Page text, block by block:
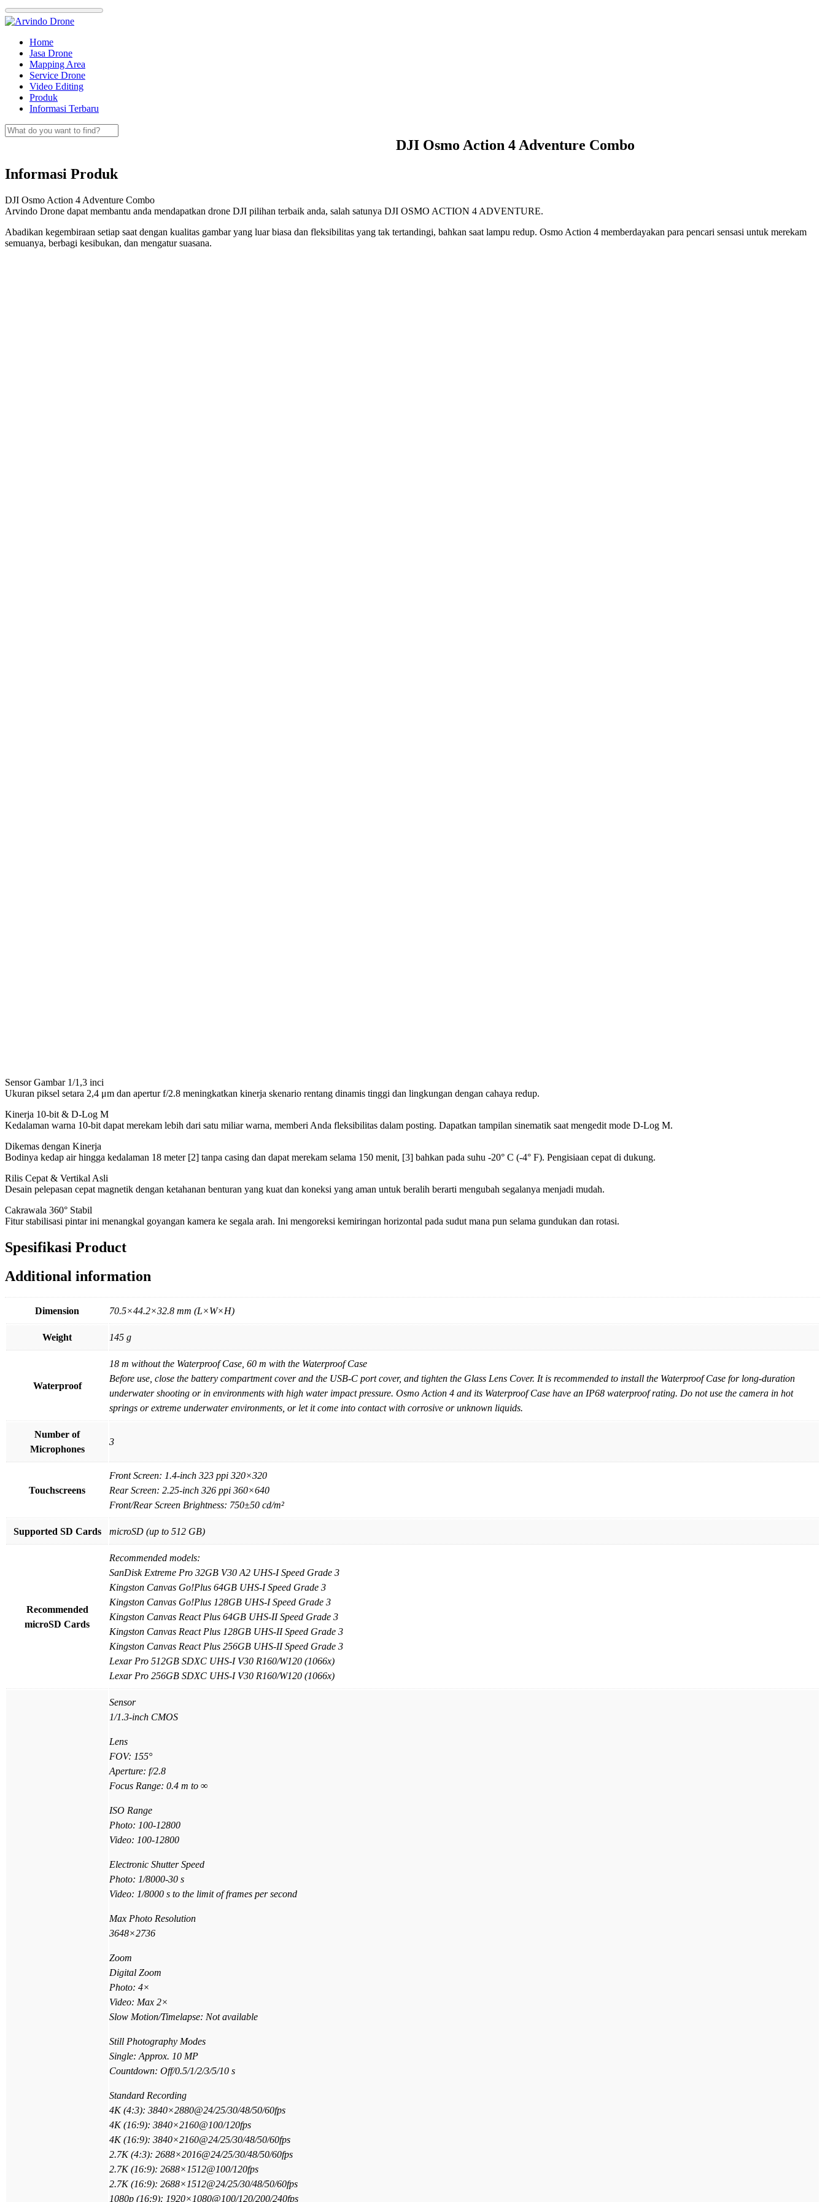
Skip
to
Home
Jasa Drone
Mapping Area
Service Drone
Video Editing
Produk
Informasi Terbaru
DJI Osmo Action 4 Adventure Combo
Informasi Produk
DJI Osmo Action 4 Adventure Combo
Arvindo Drone dapat membantu anda mendapatkan drone DJI pilihan terbaik anda, salah satunya DJI OSMO ACTION 4 ADVENTURE.
Abadikan kegembiraan setiap saat dengan kualitas gambar yang luar biasa dan fleksibilitas yang tak tertandingi, bahkan saat lampu redup. Osmo Action 4 memberdayakan para pencari sensasi untuk merekam
semuanya, berbagi kesibukan, dan mengatur suasana.
Sensor Gambar 1/1,3 inci
Ukuran piksel setara 2,4 μm dan apertur f/2.8 meningkatkan kinerja skenario rentang dinamis tinggi dan lingkungan dengan cahaya redup.
Kinerja 10-bit & D-Log M
Kedalaman warna 10-bit dapat merekam lebih dari satu miliar warna, memberi Anda fleksibilitas dalam posting. Dapatkan tampilan sinematik saat mengedit mode D-Log M.
Dikemas dengan Kinerja
Bodinya kedap air hingga kedalaman 18 meter [2] tanpa casing dan dapat merekam selama 150 menit, [3] bahkan pada suhu -20° C (-4° F). Pengisiaan cepat di dukung.
Rilis Cepat & Vertikal Asli
Desain pelepasan cepat magnetik dengan ketahanan benturan yang kuat dan koneksi yang aman untuk beralih berarti mengubah segalanya menjadi mudah.
Cakrawala 360° Stabil
Fitur stabilisasi pintar ini menangkal goyangan kamera ke segala arah. Ini mengoreksi kemiringan horizontal pada sudut mana pun selama gundukan dan rotasi.
Spesifikasi Product
Additional information
Dimension 70.5×44.2×32.8 mm (L×W×H)
Weight 145 g
Waterproof
18 m without the Waterproof Case, 60 m with the Waterproof Case
Before use, close the battery compartment cover and the USB-C port cover, and tighten the Glass Lens Cover. It is recommended to install the Waterproof Case for long-duration
underwater shooting or in environments with high water impact pressure. Osmo Action 4 and its Waterproof Case have an IP68 waterproof rating. Do not use the camera in hot
springs or extreme underwater environments, or let it come into contact with corrosive or unknown liquids.
Number of
Microphones
3
Touchscreens
Front Screen: 1.4-inch 323 ppi 320×320
Rear Screen: 2.25-inch 326 ppi 360×640
Front/Rear Screen Brightness: 750±50 cd/m²
Supported SD Cards microSD (up to 512 GB)
Recommended
microSD Cards
Recommended models:
SanDisk Extreme Pro 32GB V30 A2 UHS-I Speed Grade 3
Kingston Canvas Go!Plus 64GB UHS-I Speed Grade 3
Kingston Canvas Go!Plus 128GB UHS-I Speed Grade 3
Kingston Canvas React Plus 64GB UHS-II Speed Grade 3
Kingston Canvas React Plus 128GB UHS-II Speed Grade 3
Kingston Canvas React Plus 256GB UHS-II Speed Grade 3
Lexar Pro 512GB SDXC UHS-I V30 R160/W120 (1066x)
Lexar Pro 256GB SDXC UHS-I V30 R160/W120 (1066x)
Sensor
1/1.3-inch CMOS
Lens
FOV: 155°
Aperture: f/2.8
Focus Range: 0.4 m to ∞
ISO Range
Photo: 100-12800
Video: 100-12800
Electronic Shutter Speed
Photo: 1/8000-30 s
Video: 1/8000 s to the limit of frames per second
Max Photo Resolution
3648×2736
Zoom
Digital Zoom
Photo: 4×
Video: Max 2×
Slow Motion/Timelapse: Not available
Still Photography Modes
Single: Approx. 10 MP
Countdown: Off/0.5/1/2/3/5/10 s
Standard Recording
4K (4:3): 3840×2880@24/25/30/48/50/60fps
4K (16:9): 3840×2160@100/120fps
4K (16:9): 3840×2160@24/25/30/48/50/60fps
2.7K (4:3): 2688×2016@24/25/30/48/50/60fps
2.7K (16:9): 2688×1512@100/120fps
2.7K (16:9): 2688×1512@24/25/30/48/50/60fps
1080p (16:9): 1920×1080@100/120/200/240fps